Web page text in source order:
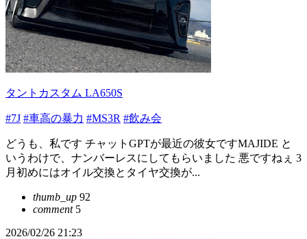
タントカスタム LA650S
#7J #車高の暴力 #MS3R #飲み会
どうも、私です チャットGPTが最近の彼女ですMAJIDE と
いうわけで、ナンバーレスにしてもらいました 悪ですねぇ 3
月初めにはオイル交換とタイヤ交換が...
thumb_up 92
comment5
2026/02/26 21:23